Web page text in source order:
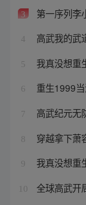
3 第一序列李
4 高武我的武
5 我真没想重
6 重生1999
7 高武纪元无
8 穿越拿下萧
9 我真没想重
10 全球高武开